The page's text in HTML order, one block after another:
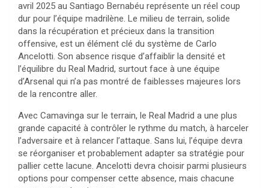
avril 2025 au Santiago Bernabéu représente un réel coup
dur pour l’équipe madrilène. Le milieu de terrain, solide
dans la récupération et précieux dans la transition
offensive, est un élément clé du système de Carlo
Ancelotti. Son absence risque d’affaiblir la densité et
l’équilibre du Real Madrid, surtout face à une équipe
d’Arsenal qui n’a pas montré de faiblesses majeures lors
de la rencontre aller.
Avec Camavinga sur le terrain, le Real Madrid a une plus
grande capacité à contrôler le rythme du match, à harceler
l’adversaire et à relancer l’attaque. Sans lui, l’équipe devra
se réorganiser et probablement adapter sa stratégie pour
pallier cette lacune. Ancelotti devra choisir parmi plusieurs
options pour compenser cette absence, mais chacune